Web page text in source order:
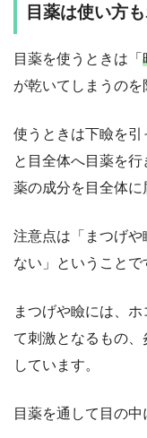
目薬は使い方
目薬を使うときは「
が乾いてしまうのを
使うときは下瞼を
と目全体へ目薬を
薬の成分を目全体に
注意点は「まつげ
ない」ということで
まつげや瞼には、
て刺激となるもの
しています。
目薬を通して目の中